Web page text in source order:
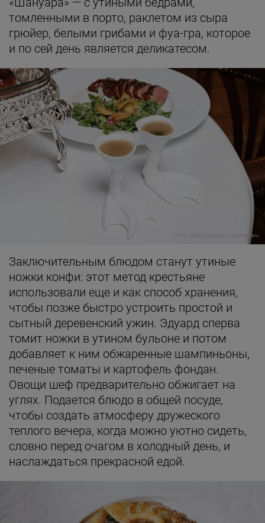
томленными в порто, раклетом из сыра
грюйер, белыми грибами и фуа-гра, которое
и по сей день является деликатесом.
Фото предоставлены заведением
Заключительным блюдом станут утиные
ножки конфи: этот метод крестьяне
использовали еще и как способ хранения,
чтобы позже быстро устроить простой и
сытный деревенский ужин. Эдуард сперва
томит ножки в утином бульоне и потом
добавляет к ним обжаренные шампиньоны,
печеные томаты и картофель фондан.
Овощи шеф предварительно обжигает на
углях. Подается блюдо в общей посуде,
чтобы создать атмосферу дружеского
теплого вечера, когда можно уютно сидеть,
словно перед очагом в холодный день, и
наслаждаться прекрасной едой.